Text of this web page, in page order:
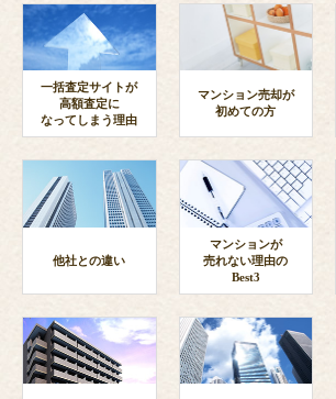
一括査定サイトが
高額査定に
なってしまう理由
マンション売却が
初めての方
他社との違い
マンションが
売れない理由の
Best3